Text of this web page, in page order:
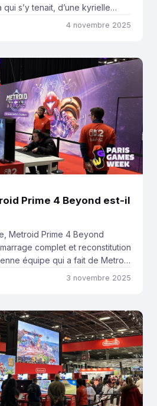
s’y tenait, d’une kyrielle
avec producteur et
ce qui est […]
4 novembre 2025
Prime 4 Beyond est-il
Metroid Prime 4 Beyond
complet et reconstitution
équipe qui a fait de Metroid
à la grande surprise de
3 novembre 2025